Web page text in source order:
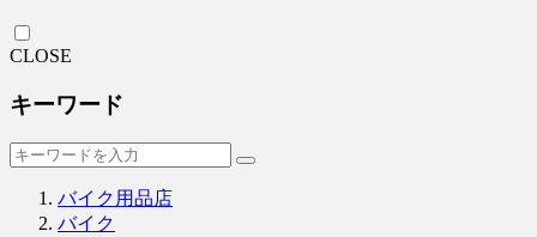
CLOSE
キーワード
バイク用品店
バイク